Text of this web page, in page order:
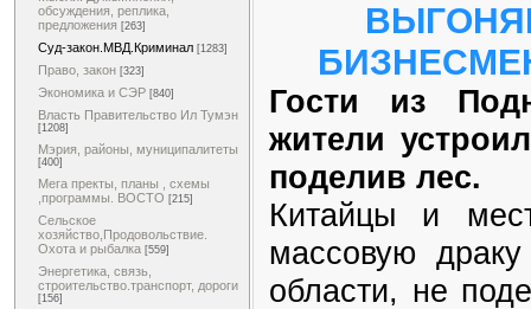
обсуждения, реплика,
предложения [263]
Суд-закон.МВД.Криминал [1283]
Право, закон [323]
Экономика и СЭР [840]
Власть Правительство Ил Тумэн
[1208]
Мэрия, районы, муниципалитеты
[400]
Мега пректы, планы , схемы
,программы. ВОСТО [215]
Сельское
хозяйство,Продовольствие.
Охота и рыбалка [559]
Энергетика, связь,
строительство.транспорт, дороги
[156]
Гости из
жители
поделив лес.
Китайцы и
массовую
области, не